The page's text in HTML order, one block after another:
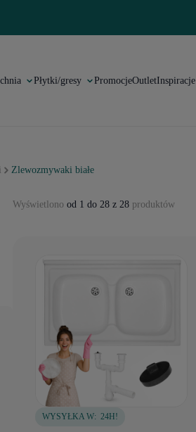
Płytki/gresy PromocjeOutletInspiracje
Zlewozmywaki białe
Wyświetlono od 1 do 28 z 28 produktów
WYSYŁKA W: 24H!